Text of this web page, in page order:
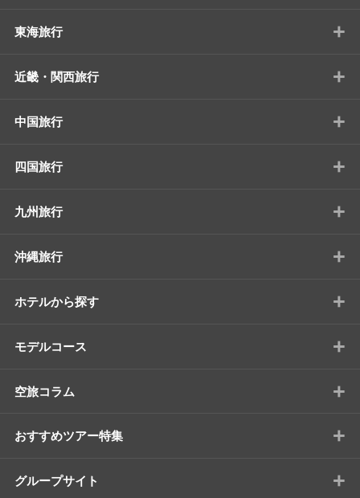
東海旅行 +
近畿・関西旅行 +
中国旅行 +
四国旅行 +
九州旅行 +
沖縄旅行 +
ホテルから探す +
モデルコース +
空旅コラム +
おすすめツアー特集 +
グループサイト +